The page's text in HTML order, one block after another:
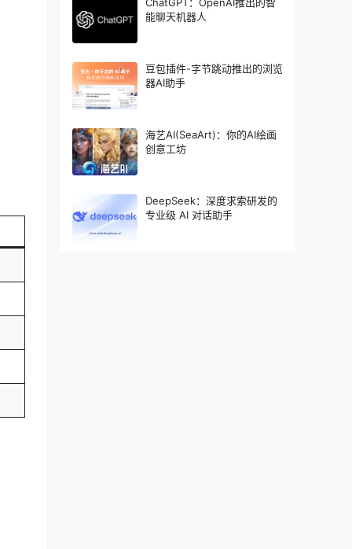
能聊天机器人
豆包插件-字节跳动推出的浏览
器AI助手
海艺AI(SeaArt)：你的AI绘画
创意工坊
DeepSeek：深度求索研发的
专业级 AI 对话助手